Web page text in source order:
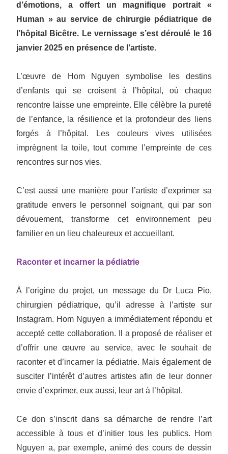
d’émotions, a offert un magnifique portrait «
Human » au service de chirurgie pédiatrique de
l’hôpital Bicêtre. Le vernissage s’est déroulé le 16
janvier 2025 en présence de l’artiste.
L’œuvre de Hom Nguyen symbolise les destins
d’enfants qui se croisent à l’hôpital, où chaque
rencontre laisse une empreinte. Elle célèbre la pureté
de l’enfance, la résilience et la profondeur des liens
forgés à l’hôpital. Les couleurs vives utilisées
imprègnent la toile, tout comme l’empreinte de ces
rencontres sur nos vies.
C’est aussi une manière pour l’artiste d’exprimer sa
gratitude envers le personnel soignant, qui par son
dévouement, transforme cet environnement peu
familier en un lieu chaleureux et accueillant.
Raconter et incarner la pédiatrie
À l’origine du projet, un message du Dr Luca Pio,
chirurgien pédiatrique, qu’il adresse à l’artiste sur
Instagram. Hom Nguyen a immédiatement répondu et
accepté cette collaboration. Il a proposé de réaliser et
d’offrir une œuvre au service, avec le souhait de
raconter et d’incarner la pédiatrie. Mais également de
susciter l’intérêt d’autres artistes afin de leur donner
envie d’exprimer, eux aussi, leur art à l’hôpital.
Ce don s’inscrit dans sa démarche de rendre l’art
accessible à tous et d’initier tous les publics. Hom
Nguyen a, par exemple, animé des cours de dessin